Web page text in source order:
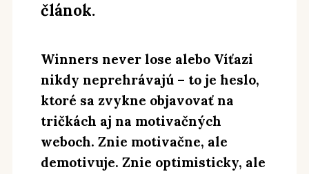
článok.
Winners never lose alebo Víťazi
nikdy neprehrávajú – to je heslo,
ktoré sa zvykne objavovať na
tričkách aj na motivačných
weboch. Znie motivačne, ale
demotivuje. Znie optimisticky, ale